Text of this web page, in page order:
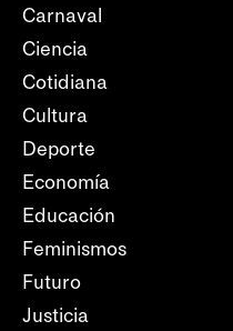
Carnaval
Ciencia
Cotidiana
Cultura
Deporte
Economía
Educación
Feminismos
Futuro
Justicia